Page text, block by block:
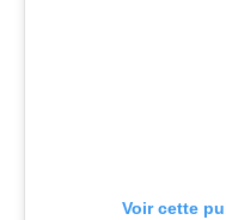
Voir cette